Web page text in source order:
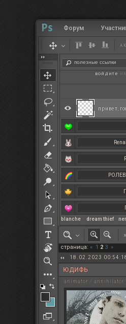
полезные ссылки
blanche – dream thief–
Форум
привет,
войдите
»
страница: « 1 2 3 »
18.02.2023
ЮДИФЬ
animator / annihilator